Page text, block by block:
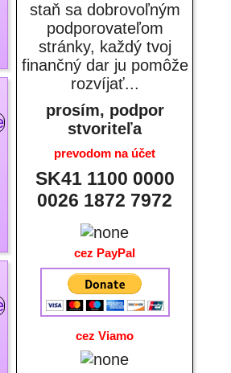
staň sa dobrovoľným
podporovateľom
stránky, každý tvoj
finančný dar ju pomôže
rozvíjať...
prosím, podpor
stvoriteľa
prevodom na účet
SK41 1100 0000
0026 1872 7972
cez PayPal
cez Viamo